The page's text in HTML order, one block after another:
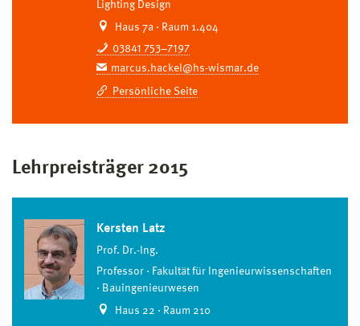
Lighting Design
Haus 7a · Raum 1.404
03841 753–7197
marcus.hackel@hs-wismar.de
Persönliche Seite
Lehrpreisträger 2015
Kersten Latz
Prof. Dr.-Ing.
Professor
Fakultät für Ingenieurwissenschaften
Bauingenieurwesen
Haus 22 · Raum 210